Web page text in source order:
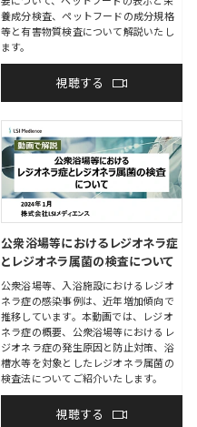
養成分検査、ペットフードの成分規格
等と有害物質検査について解説いたし
ます。
視聴する
公衆浴場等におけるレジオネラ症
とレジオネラ属菌の検査について
公衆浴場等、入浴施設におけるレジオ
ネラ症の感染事例は、近年増加傾向で
推移しています。本動画では、レジオ
ネラ症の概要、公衆浴場等におけるレ
ジオネラ症の発生原因と防止対策、浴
槽水等を対象としたレジオネラ属菌の
検査法についてご紹介いたします。
視聴する